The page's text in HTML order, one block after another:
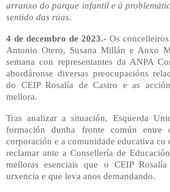
arranxo do parque infantil e á
sentido das rúas.
4 de decembro de 2023.- Os
Antonio Otero, Susana Millán e Anxo
semana con representantes da ANPA
abordáronse diversas preocupacións
do CEIP Rosalía de Castro e as
mellora.
Tras analizar a situación, Esquerda
formación dunha fronte común entre
corporación e a comunidade educativa
reclamar ante a Consellería de
melloras esenciais que o CEIP
urxencia e que leva anos demandando.